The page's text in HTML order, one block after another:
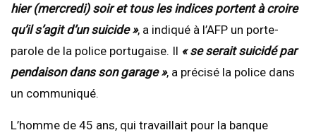
hier (mercredi) soir et tous les indices portent à croire
qu’il s’agit d’un suicide », a indiqué à l’AFP un porte-
parole de la police portugaise. Il « se serait suicidé par
pendaison dans son garage », a précisé la police dans
un communiqué.
L’homme de 45 ans, qui travaillait pour la banque